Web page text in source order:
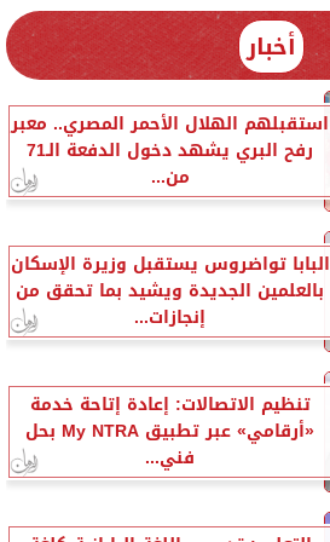
أخبار
استقبلهم الهلال الأحمر المصري.. معبر
رفح البري يشهد دخول الدفعة الـ71
من...
البابا تواضروس يستقبل وزيرة الإسكان
بالعلمين الجديدة ويشيد بما تحقق من
إنجازات...
تنظيم الاتصالات: إعادة إتاحة خدمة
«أرقامي» عبر تطبيق My NTRA بحل
فني...